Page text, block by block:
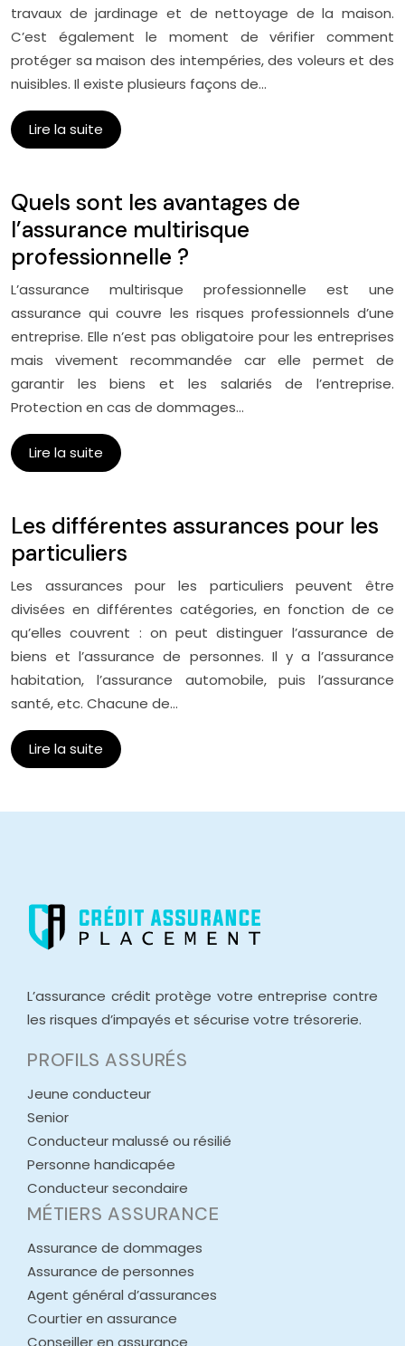
travaux de jardinage et de nettoyage de la maison.
C’est également le moment de vérifier comment
protéger sa maison des intempéries, des voleurs et des
nuisibles. Il existe plusieurs façons de…
Lire la suite
Quels sont les avantages de
l’assurance multirisque
professionnelle ?
L’assurance multirisque professionnelle est une
assurance qui couvre les risques professionnels d’une
entreprise. Elle n’est pas obligatoire pour les entreprises
mais vivement recommandée car elle permet de
garantir les biens et les salariés de l’entreprise.
Protection en cas de dommages…
Lire la suite
Les différentes assurances pour les
particuliers
Les assurances pour les particuliers peuvent être
divisées en différentes catégories, en fonction de ce
qu’elles couvrent : on peut distinguer l’assurance de
biens et l’assurance de personnes. Il y a l’assurance
habitation, l’assurance automobile, puis l’assurance
santé, etc. Chacune de…
Lire la suite
L’assurance crédit protège votre entreprise contre
les risques d’impayés et sécurise votre trésorerie.
PROFILS ASSURÉS
Jeune conducteur
Senior
Conducteur malussé ou résilié
Personne handicapée
Conducteur secondaire
MÉTIERS ASSURANCE
Assurance de dommages
Assurance de personnes
Agent général d’assurances
Courtier en assurance
Conseiller en assurance